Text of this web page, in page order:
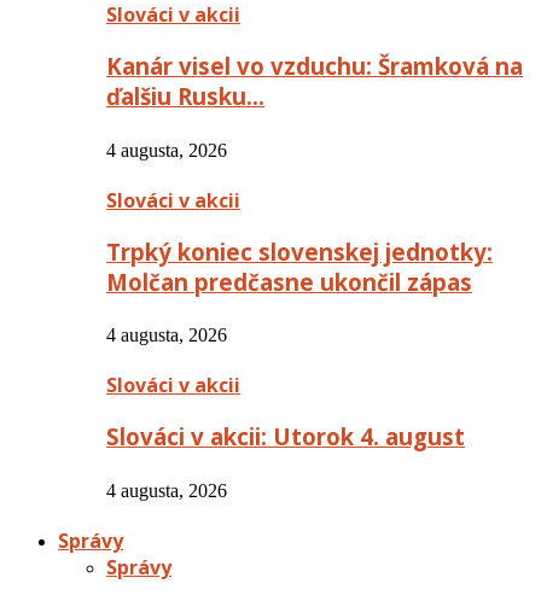
Slováci v akcii
Kanár visel vo vzduchu: Šramková na
ďalšiu Rusku…
4 augusta, 2026
Slováci v akcii
Trpký koniec slovenskej jednotky:
Molčan predčasne ukončil zápas
4 augusta, 2026
Slováci v akcii
Slováci v akcii: Utorok 4. august
4 augusta, 2026
Správy
Správy